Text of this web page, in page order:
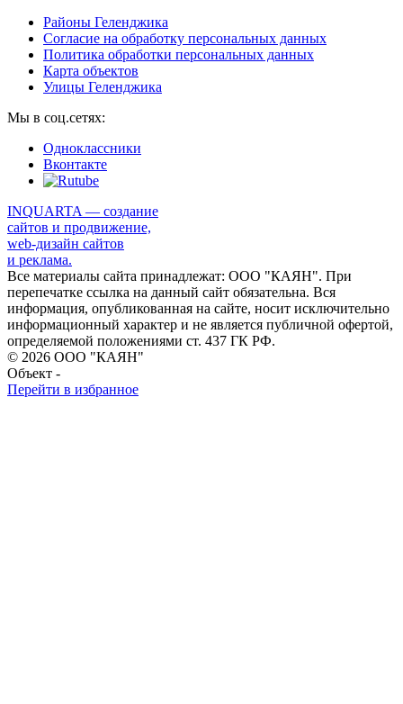
Районы Геленджика
Согласие на обработку персональных данных
Политика обработки персональных данных
Карта объектов
Улицы Геленджика
Мы в соц.сетях:
Одноклассники
Вконтакте
INQUARTA — создание
сайтов и продвижение,
web-дизайн сайтов
и реклама.
Все материалы сайта принадлежат: ООО "КАЯН". При
перепечатке ссылка на данный сайт обязательна. Вся
информация, опубликованная на сайте, носит исключительно
информационный характер и не является публичной офертой,
определяемой положениями ст. 437 ГК РФ.
© 2026 ООО "КАЯН"
Объект -
Перейти в избранное